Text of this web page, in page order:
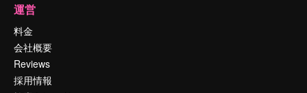
運営
料金
会社概要
Reviews
採用情報